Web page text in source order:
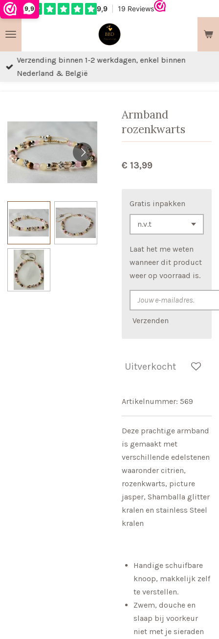
9,9
Ga
naar
de
hoofdinhoud
Verzending binnen 1-2 werkdagen, enkel binnen
Nederland & België
Armband
rozenkwarts
€ 13,99
Gratis inpakken
Laat het me weten
wanneer dit product
weer op voorraad is.
Verzenden
Uitverkocht
Artikelnummer: 569
Deze prachtige armband
is gemaakt met
verschillende edelstenen
waaronder citrien,
rozenkwarts, picture
jasper, Shamballa glitter
kralen en stainless Steel
kralen
Handige schuifbare
knoop, makkelijk zelf
te verstellen.
Zwem, douche en
slaap bij voorkeur
niet met je sieraden